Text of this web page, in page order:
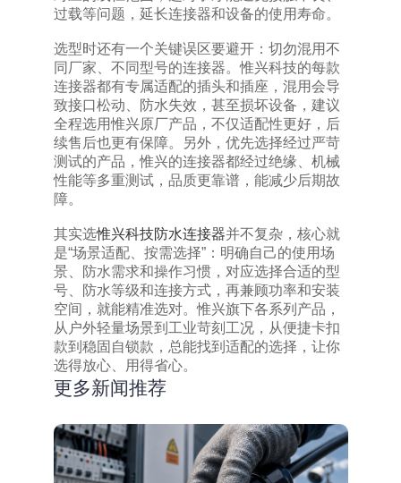
过载等问题，延长连接器和设备的使用寿命。
选型时还有一个关键误区要避开：切勿混用不
同厂家、不同型号的连接器。惟兴科技的每款
连接器都有专属适配的插头和插座，混用会导
致接口松动、防水失效，甚至损坏设备，建议
全程选用惟兴原厂产品，不仅适配性更好，后
续售后也更有保障。另外，优先选择经过严苛
测试的产品，惟兴的连接器都经过绝缘、机械
性能等多重测试，品质更靠谱，能减少后期故
障。
其实选惟兴科技防水连接器并不复杂，核心就
是“场景适配、按需选择”：明确自己的使用场
景、防水需求和操作习惯，对应选择合适的型
号、防水等级和连接方式，再兼顾功率和安装
空间，就能精准选对。惟兴旗下各系列产品，
从户外轻量场景到工业苛刻工况，从便捷卡扣
款到稳固自锁款，总能找到适配的选择，让你
选得放心、用得省心。
更多新闻推荐